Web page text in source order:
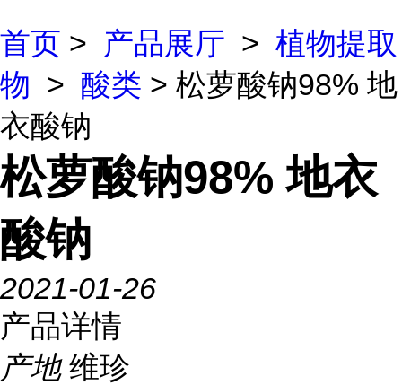
首页 > 产品展厅 > 植物提取
物 > 酸类 > 松萝酸钠98% 地
衣酸钠
松萝酸钠98% 地衣
酸钠
2021-01-26
产品详情
产地 维珍